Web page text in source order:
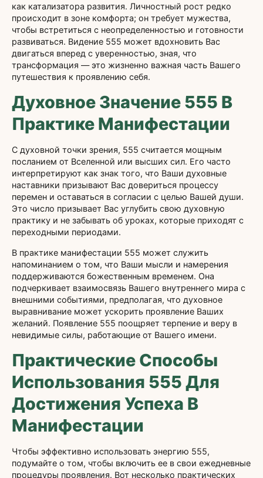
как катализатора развития. Личностный рост редко
происходит в зоне комфорта; он требует мужества,
чтобы встретиться с неопределенностью и готовности
развиваться. Видение 555 может вдохновить Вас
двигаться вперед с уверенностью, зная, что
трансформация — это жизненно важная часть Вашего
путешествия к проявлению себя.
Духовное Значение 555 В
Практике Манифестации
С духовной точки зрения, 555 считается мощным
посланием от Вселенной или высших сил. Его часто
интерпретируют как знак того, что Ваши духовные
наставники призывают Вас довериться процессу
перемен и оставаться в согласии с целью Вашей души.
Это число призывает Вас углубить свою духовную
практику и не забывать об уроках, которые приходят с
переходными периодами.
В практике манифестации 555 может служить
напоминанием о том, что Ваши мысли и намерения
поддерживаются божественным временем. Она
подчеркивает взаимосвязь Вашего внутреннего мира с
внешними событиями, предполагая, что духовное
выравнивание может ускорить проявление Ваших
желаний. Появление 555 поощряет терпение и веру в
невидимые силы, работающие от Вашего имени.
Практические Способы
Использования 555 Для
Достижения Успеха В
Манифестации
Чтобы эффективно использовать энергию 555,
подумайте о том, чтобы включить ее в свои ежедневные
процедуры проявления. Вот несколько практических